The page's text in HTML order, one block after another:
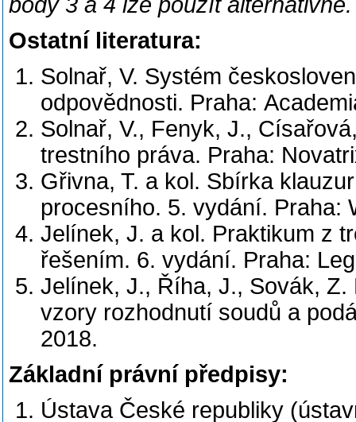
Ostatní literatura:
Solnař, V. Systém
odpovědnosti. Praha:
Solnař, V., Fenyk, J.,
trestního práva. Praha:
Gřivna, T. a kol. Sbírka
procesního. 5. vydání. Praha:
Jelínek, J. a kol. Praktikum z
řešením. 6. vydání. Praha:
Jelínek, J., Říha, J., Sovák,
vzory rozhodnutí soudů a
2018.
Základní právní předpisy:
Ústava České republiky